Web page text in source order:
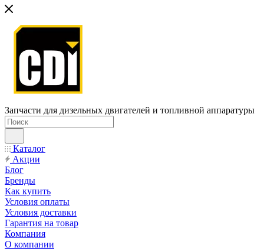
Запчасти для дизельных двигателей и топливной аппаратуры
Каталог
Акции
Блог
Бренды
Как купить
Условия оплаты
Условия доставки
Гарантия на товар
Компания
О компании